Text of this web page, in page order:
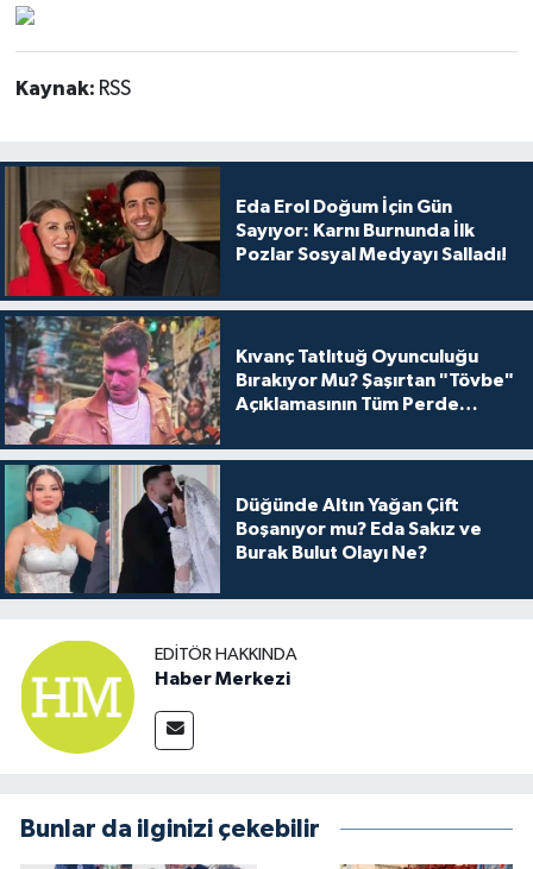
Kaynak: RSS
Eda Erol Doğum İçin Gün
Sayıyor: Karnı Burnunda İlk
Pozlar Sosyal Medyayı Salladı!
Kıvanç Tatlıtuğ Oyunculuğu
Bırakıyor Mu? Şaşırtan "Tövbe"
Açıklamasının Tüm Perde
Düğünde Altın Yağan Çift
Boşanıyor mu? Eda Sakız ve
Burak Bulut Olayı Ne?
EDITÖR HAKKINDA
Haber Merkezi
Bunlar da ilginizi çekebilir